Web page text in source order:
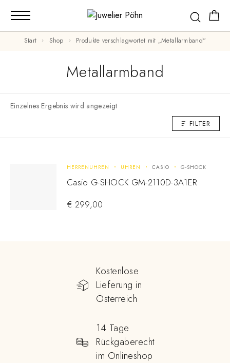
Start Shop Produkte verschlagwortet mit „Metallarmband“
Metallarmband
Einzelnes Ergebnis wird angezeigt
FILTER
HERRENUHREN UHREN CASIO G-SHOCK
Casio G-SHOCK GM-2110D-3A1ER
€ 299,00
Kostenlose
Lieferung in
Österreich
14 Tage
Rückgaberecht
im Onlineshop